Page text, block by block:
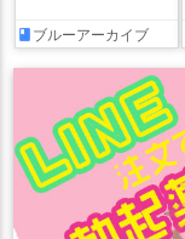
ブルーアーカイブ